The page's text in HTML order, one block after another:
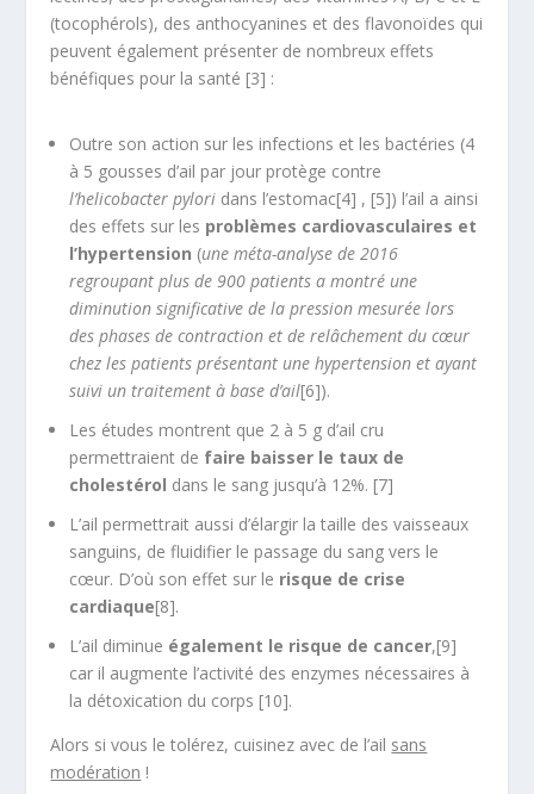
(tocophérols), des anthocyanines et des flavonoïdes qui
peuvent également présenter de nombreux effets
bénéfiques pour la santé [3] :
Outre son action sur les infections et les bactéries (4
à 5 gousses d’ail par jour protège contre
l’helicobacter pylori dans l’estomac[4] , [5]) l’ail a ainsi
des effets sur les problèmes cardiovasculaires et
l’hypertension (une méta-analyse de 2016
regroupant plus de 900 patients a montré une
diminution significative de la pression mesurée lors
des phases de contraction et de relâchement du cœur
chez les patients présentant une hypertension et ayant
suivi un traitement à base d’ail[6]).
Les études montrent que 2 à 5 g d’ail cru
permettraient de faire baisser le taux de
cholestérol dans le sang jusqu’à 12%. [7]
L’ail permettrait aussi d’élargir la taille des vaisseaux
sanguins, de fluidifier le passage du sang vers le
cœur. D’où son effet sur le risque de crise
cardiaque[8].
L’ail diminue également le risque de cancer,[9]
car il augmente l’activité des enzymes nécessaires à
la détoxication du corps [10].
Alors si vous le tolérez, cuisinez avec de l’ail sans
modération !